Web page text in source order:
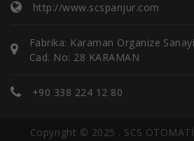
http://www.scspanjur.com
Fabrika: Karaman Organize
Cad. No: 28 KARAMAN
+90 338 224 12 80
Copyright © 2025 . SCS